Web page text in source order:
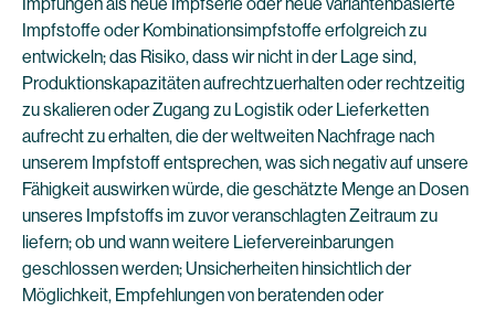
Impfstoffe oder Kombinationsimpfstoffe erfolgreich zu
entwickeln; das Risiko, dass wir nicht in der Lage sind,
Produktionskapazitäten aufrechtzuerhalten oder rechtzeitig
zu skalieren oder Zugang zu Logistik oder Lieferketten
aufrecht zu erhalten, die der weltweiten Nachfrage nach
unserem Impfstoff entsprechen, was sich negativ auf unsere
Fähigkeit auswirken würde, die geschätzte Menge an Dosen
unseres Impfstoffs im zuvor veranschlagten Zeitraum zu
liefern; ob und wann weitere Liefervereinbarungen
geschlossen werden; Unsicherheiten hinsichtlich der
Möglichkeit, Empfehlungen von beratenden oder